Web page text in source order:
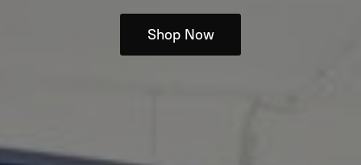
Shop Now